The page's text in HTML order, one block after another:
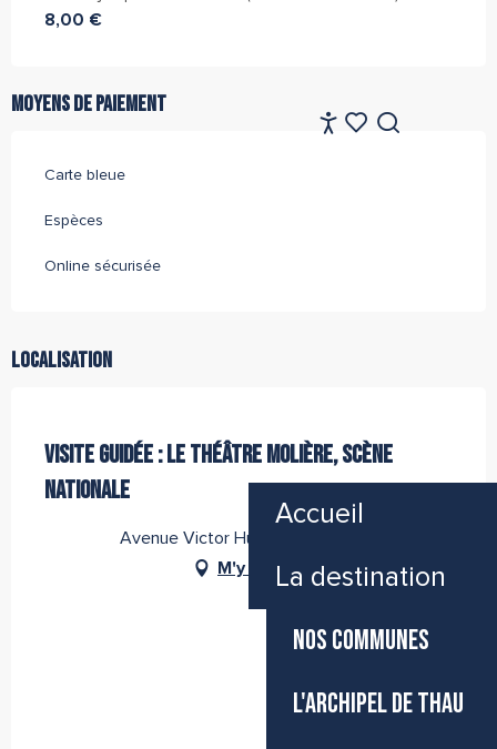
Accueil
La destination
NOS COMMUNES
L'ARCHIPEL DE THAU
8,00 €
Moyens de paiement
Carte bleue
Espèces
Online sécurisée
Localisation
VISITE GUIDÉE : LE THÉÂTRE MOLIÈRE, SCÈNE
NATIONALE
Avenue Victor Hugo, 34200 Sète
M'y rendre